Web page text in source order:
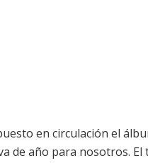
en circulación el
de año para nosotros. El